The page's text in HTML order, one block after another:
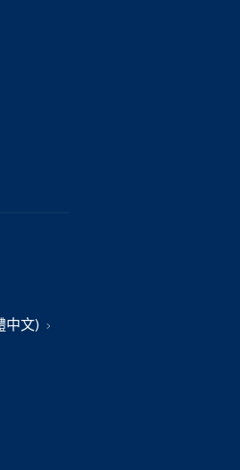
中文)